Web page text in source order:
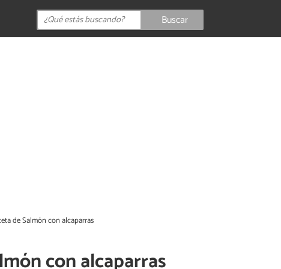
Buscar
de Salmón con alcaparras
con alcaparras